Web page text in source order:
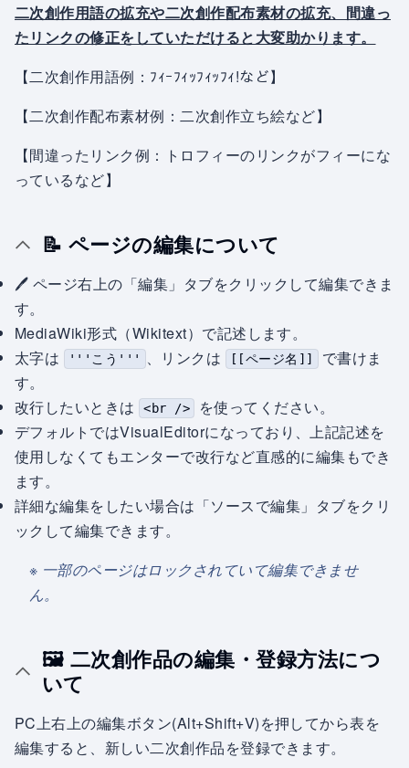
二次創作用語の拡充や二次創作配布素材の拡充、間違っ
たリンクの修正をしていただけると大変助かります。
【二次創作用語例：ﾌｨｰﾌｨｯﾌｨｯﾌｨ!など】
【二次創作配布素材例：二次創作立ち絵など】
【間違ったリンク例：トロフィーのリンクがフィーにな
っているなど】
📝 ページの編集について
🖊 ページ右上の「編集」タブをクリックして編集できま
す。
MediaWiki形式（Wikitext）で記述します。
太字は
'''こう''' 、リンクは [[ページ名]] で書けま
す。
改行したいときは <br />
を使ってください。
デフォルトではVisualEditorになっており、上記記述を
使用しなくてもエンターで改行など直感的に編集もでき
ます。
詳細な編集をしたい場合は「ソースで編集」タブをクリ
ックして編集できます。
※ 一部のページはロックされていて編集できませ
ん。
🖼️ 二次創作品の編集・登録方法につ
いて
PC上右上の編集ボタン(Alt+Shift+V)を押してから表を
編集すると、新しい二次創作品を登録できます。